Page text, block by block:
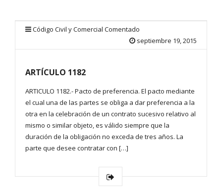
Código Civil y Comercial Comentado
septiembre 19, 2015
ARTÍCULO 1182
ARTICULO 1182.- Pacto de preferencia. El pacto mediante
el cual una de las partes se obliga a dar preferencia a la
otra en la celebración de un contrato sucesivo relativo al
mismo o similar objeto, es válido siempre que la
duración de la obligación no exceda de tres años. La
parte que desee contratar con […]